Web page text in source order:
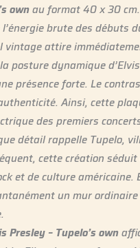
ownau format 40 x 30
brute des débuts
vintage attire
posture dynamique
présence forte. Le
Ainsi, cette
des premiers
détail rappelle Tupelo,
cette création séduit
et de culture américaine.
un mur ordinaire
Presley – Tupelo’s own